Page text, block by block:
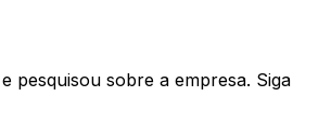
pesquisou sobre a empresa. Siga